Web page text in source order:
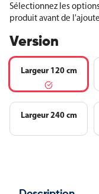
Sélectionnez les
produit avant de
Version
Largeur 120 cm
Largeur 240 cm